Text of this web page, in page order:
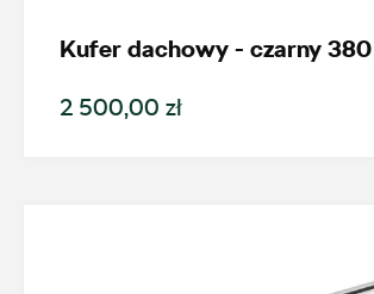
Kufer dachowy - czarny
2 500,00 zł